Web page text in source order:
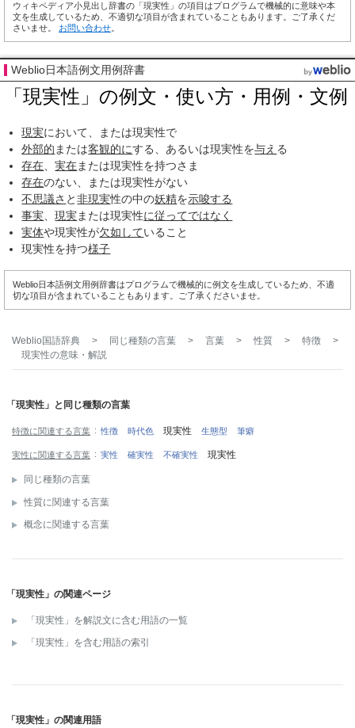
ウィキペディア小見出し辞書の「現実性」の項目はプログラムで機械的に意味や本
文を生成しているため、不適切な項目が含まれていることもあります。ご了承くだ
さいませ。 お問い合わせ
Weblio日本語例文用例辞書
「現実性」の例文・使い方・用例・文例
現実において、または現実性で
外部的 または客観的にする、あるいは現実性を与え る
存在 、実在または現実性を持つさま
存在のない、または現実性がない
不思議さ と非現実性の中の妖精を示唆する
事実 、現実または現実性に従ってではなく
実体や現実性が欠如していること
現実性を持つ様子
Weblio日本語例文用例辞書はプログラムで機械的に例文を生成しているため、不適
切な項目が含まれていることもあります。ご了承くださいませ。
Weblio国語辞典 > 同じ種類の言葉 > 言葉 > 性質 > 特徴
>
現実性の意味・解説
「現実性」と同じ種類の言葉
特徴に関連する言葉 性徴 時代色 現実性 生態型 筆癖
実性に関連する言葉 実性 確実性 不確実性 現実性
同じ種類の言葉
性質に関連する言葉
概念に関連する言葉
「現実性」の関連ページ
「現実性」を解説文に含む用語の一覧
「現実性」を含む用語の索引
「現実性」の関連用語